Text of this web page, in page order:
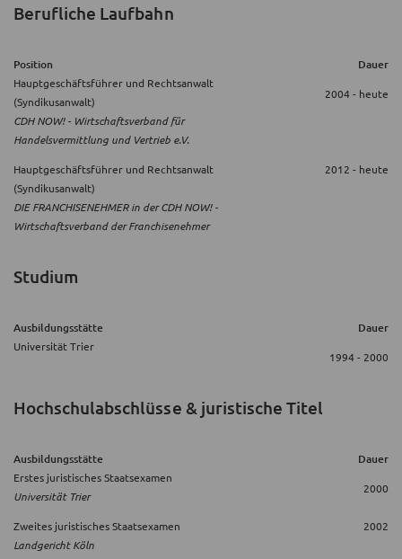
Berufliche Laufbahn
Position Dauer
Hauptgeschäftsführer und Rechtsanwalt
(Syndikusanwalt)
CDH NOW! - Wirtschaftsverband für
Handelsvermittlung und Vertrieb e.V.
2004 - heute
Hauptgeschäftsführer und Rechtsanwalt
(Syndikusanwalt)
DIE FRANCHISENEHMER in der CDH NOW! -
Wirtschaftsverband der Franchisenehmer
2012 - heute
Studium
Ausbildungsstätte Dauer
Universität Trier
1994 - 2000
Hochschulabschlüsse & juristische Titel
Ausbildungsstätte Dauer
Erstes juristisches Staatsexamen
Universität Trier
2000
Zweites juristisches Staatsexamen
Landgericht Köln
2002